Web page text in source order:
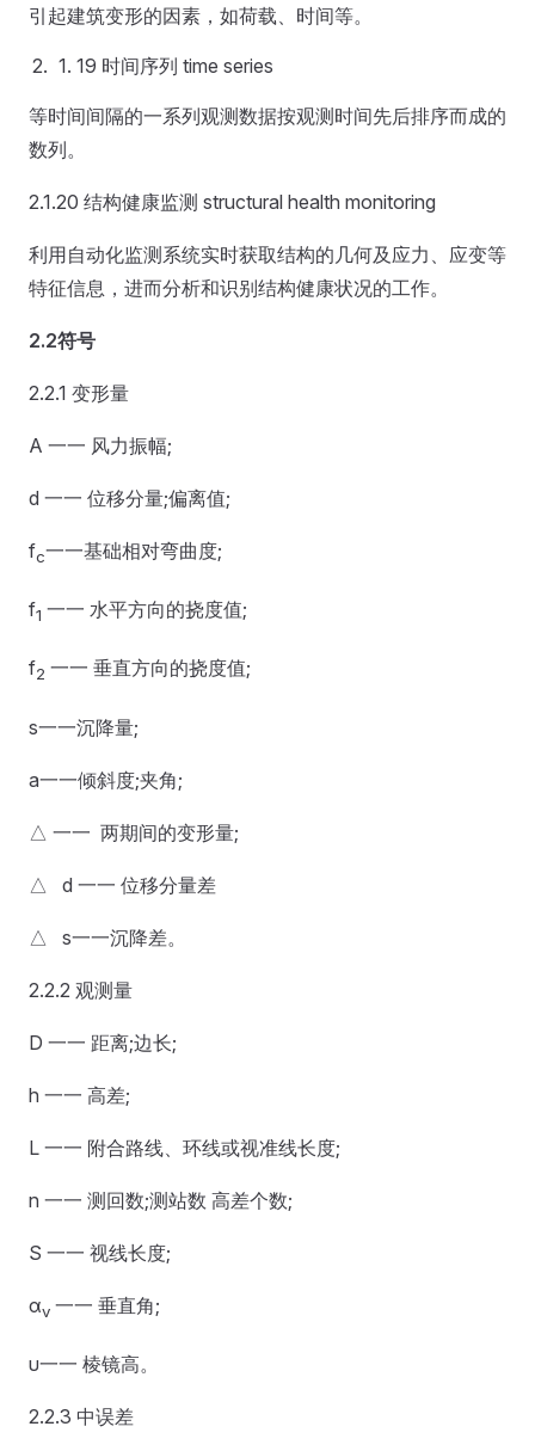
引起建筑变形的因素，如荷载、时间等。
19 时间序列 time series
等时间间隔的一系列观测数据按观测时间先后排序而成的
数列。
2.1.20 结构健康监测 structural health monitoring
利用自动化监测系统实时获取结构的几何及应力、应变等
特征信息，进而分析和识别结构健康状况的工作。
2.2符号
2.2.1 变形量
A 一一 风力振幅;
d 一一 位移分量;偏离值;
fc一一基础相对弯曲度;
f1 一一 水平方向的挠度值;
f2 一一 垂直方向的挠度值;
s一一沉降量;
a一一倾斜度;夹角;
△ 一一 两期间的变形量;
△ d 一一 位移分量差
△ s一一沉降差。
2.2.2 观测量
D 一一 距离;边长;
h 一一 高差;
L 一一 附合路线、环线或视准线长度;
n 一一 测回数;测站数 高差个数;
S 一一 视线长度;
αv 一一 垂直角;
υ一一 棱镜高。
2.2.3 中误差